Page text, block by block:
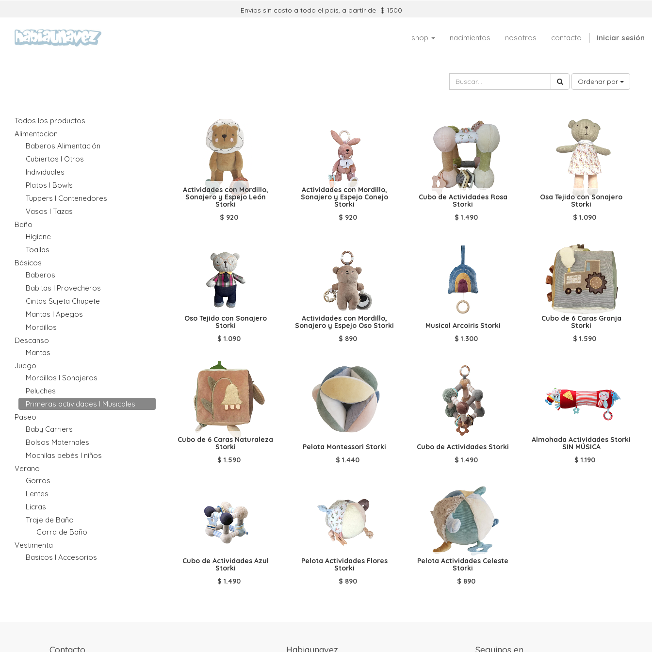
Envíos sin costo a todo el país, a partir de $ 1500
shop nacimientos nosotros contacto Iniciar sesión
Ordenar por
Todos los productos
Alimentacion
Baberos Alimentación
Cubiertos I Otros
Individuales
Platos I Bowls
Tuppers I Contenedores
Vasos I Tazas
Baño
Higiene
Toallas
Básicos
Baberos
Babitas I Provecheros
Cintas Sujeta Chupete
Mantas I Apegos
Mordillos
Descanso
Mantas
Juego
Mordillos I Sonajeros
Peluches
Primeras actividades I Musicales
Paseo
Baby Carriers
Bolsos Maternales
Mochilas bebés I niños
Verano
Gorros
Lentes
Licras
Traje de Baño
Gorra de Baño
Vestimenta
Basicos I Accesorios
Actividades con Mordillo,
Sonajero y Espejo León
Storki
$ 920
Actividades con Mordillo,
Sonajero y Espejo Conejo
Storki
$ 920
Cubo de Actividades Rosa
Storki
$1.490
Osa Tejido con Sonajero
Storki
$1.090
Oso Tejido con Sonajero
Storki
$ 1.090
Actividades con Mordillo,
Sonajero y Espejo Oso Storki
$ 890
Musical Arcoiris Storki
$1.300
Cubo de 6 Caras Granja
Storki
$1.590
Cubo de 6 Caras Naturaleza
Storki
$ 1.590
Pelota Montessori Storki
$1.440
Cubo de Actividades Storki
$1.490
Almohada Actividades Storki
SIN MÚSICA
$ 1.190
Cubo de Actividades Azul
Storki
$ 1.490
Pelota Actividades Flores
Storki
$ 890
Pelota Actividades Celeste
Storki
$ 890